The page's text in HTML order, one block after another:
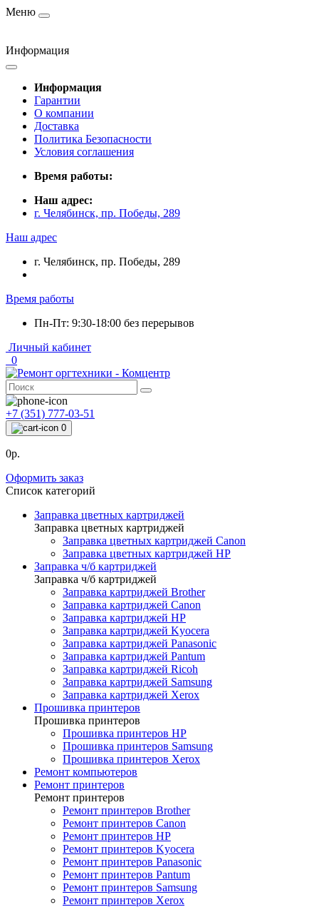
Меню
Информация
Информация
Гарантии
О компании
Доставка
Политика Безопасности
Условия соглашения
Время работы:
Наш адрес:
г. Челябинск, пр. Победы, 289
Наш адрес
г. Челябинск, пр. Победы, 289
Время работы
Пн-Пт: 9:30-18:00 без перерывов
Личный кабинет
0
+7 (351) 777-03-51
0
0р.
Оформить заказ
Список категорий
Заправка цветных картриджей
Заправка цветных картриджей
Заправка цветных картриджей Canon
Заправка цветных картриджей HP
Заправка ч/б картриджей
Заправка ч/б картриджей
Заправка картриджей Brother
Заправка картриджей Canon
Заправка картриджей HP
Заправка картриджей Kyocera
Заправка картриджей Panasonic
Заправка картриджей Pantum
Заправка картриджей Ricoh
Заправка картриджей Samsung
Заправка картриджей Xerox
Прошивка принтеров
Прошивка принтеров
Прошивка принтеров HP
Прошивка принтеров Samsung
Прошивка принтеров Xerox
Ремонт компьютеров
Ремонт принтеров
Ремонт принтеров
Ремонт принтеров Brother
Ремонт принтеров Canon
Ремонт принтеров HP
Ремонт принтеров Kyocera
Ремонт принтеров Panasonic
Ремонт принтеров Pantum
Ремонт принтеров Samsung
Ремонт принтеров Xerox